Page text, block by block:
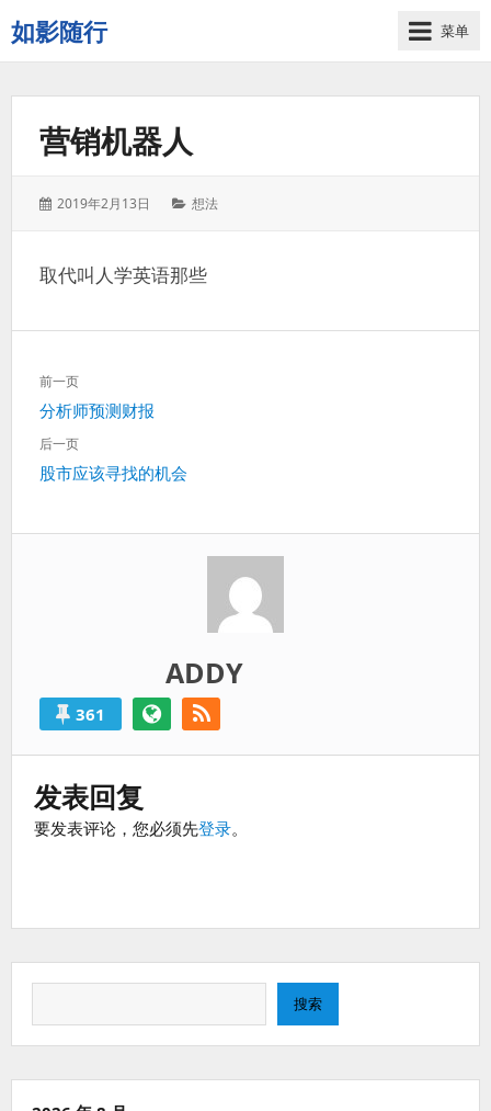
如影随行
如
果
记
的，
菜单
营销机器人
发
2019年2月13日
分
想法
取代叫人学英语那些
文
章
导
航
前一页
上
一
分析师预测财报
后一页
下
股市应该寻找的机会
ADDY
361
发表回复
要发表评论，您必须先登录。
搜索